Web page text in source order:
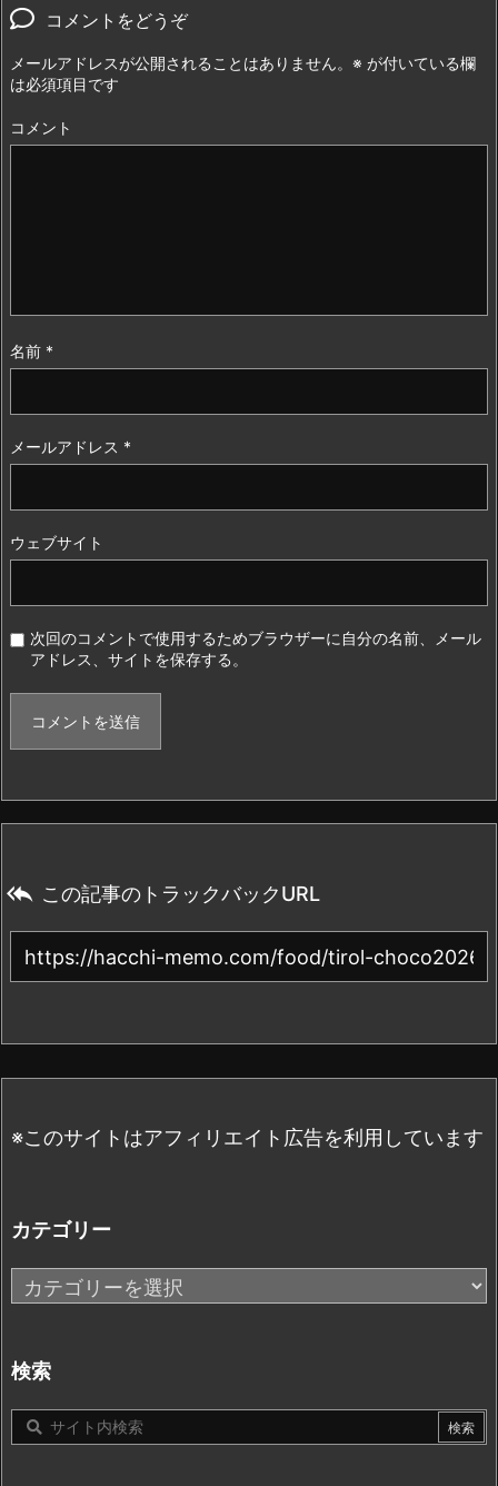
コメントをどうぞ
メールアドレスが公開されることはありません。 ※ が付いている欄
は必須項目です
コメント
名前 *
メールアドレス *
ウェブサイト
次回のコメントで使用するためブラウザーに自分の名前、メール
アドレス、サイトを保存する。
 この記事のトラックバックURL
※このサイトはアフィリエイト広告を利用しています
カテゴリー
カ
テ
リ
ー
検索